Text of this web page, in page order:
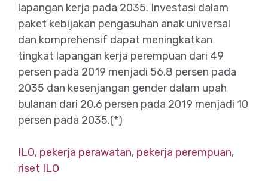
lapangan kerja pada 2035. Investasi dalam
paket kebijakan pengasuhan anak universal
dan komprehensif dapat meningkatkan
tingkat lapangan kerja perempuan dari 49
persen pada 2019 menjadi 56,8 persen pada
2035 dan kesenjangan gender dalam upah
bulanan dari 20,6 persen pada 2019 menjadi 10
persen pada 2035.(*)
ILO, pekerja perawatan, pekerja perempuan,
riset ILO